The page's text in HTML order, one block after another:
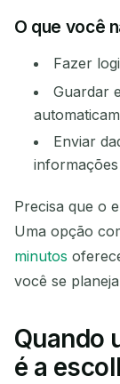
O que você
Fazer
Guardar
Enviar
Precisa que o
Uma opção
minutos
você se
Quando
é a